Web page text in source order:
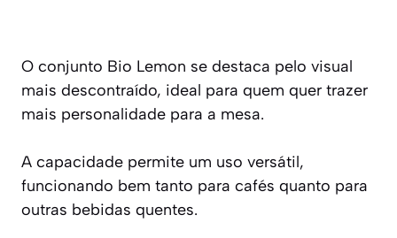
O conjunto Bio Lemon se destaca pelo visual
mais descontraído, ideal para quem quer trazer
mais personalidade para a mesa.
A capacidade permite um uso versátil,
funcionando bem tanto para cafés quanto para
outras bebidas quentes.